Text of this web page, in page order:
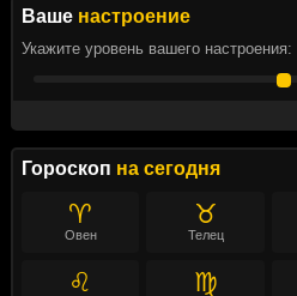
Ваше настроение
Укажите уровень вашего настроения:
Гороскоп на сегодня
♈
Овен
♉
Телец
♌ ♍